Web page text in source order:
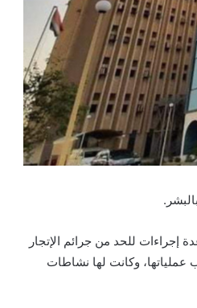
إجراءات للحد من جرائم الإتجار
عملياتها، وكانت لها نشاطات